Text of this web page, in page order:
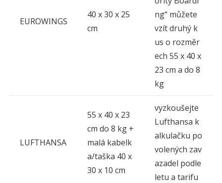
EUROWINGS
40 x 30 x 25
cm
ng“ můžete
vzít druhý k
us o rozměr
ech 55 x 40 x
23 cm a do 8
kg
LUFTHANSA
55 x 40 x 23
cm do 8 kg +
malá kabelk
a/taška 40 x
30 x 10 cm
vyzkoušejte
Lufthansa k
alkulačku po
volených zav
azadel podle
letu a tarifu